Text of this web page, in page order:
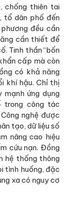
chống thiên tai
tổ dân phố đến
đều cần
cần thiết để
Tinh thần “bốn
cấp mà còn
có khả năng
khí hậu. Chỉ thị
mạnh ứng dụng
trong công tác
nghệ được
tạo, dữ liệu số
nâng cao hiệu
cứu nạn. Đồng
hệ thống thông
tình huống, đặc
xa có nguy cơ